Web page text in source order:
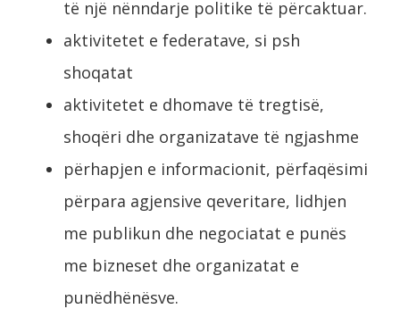
të një nënndarje politike të përcaktuar.
aktivitetet e federatave, si psh
shoqatat
aktivitetet e dhomave të tregtisë,
shoqëri dhe organizatave të ngjashme
përhapjen e informacionit, përfaqësimi
përpara agjensive qeveritare, lidhjen
me publikun dhe negociatat e punës
me bizneset dhe organizatat e
punëdhënësve.